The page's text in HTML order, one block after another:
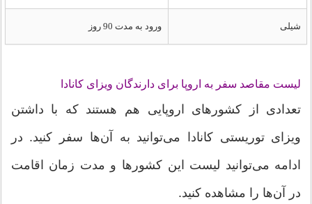
شیلی ورود به مدت 90 روز
لیست مقاصد سفر به اروپا برای دارندگان ویزای کانادا
تعدادی از کشورهای اروپایی هم هستند که با داشتن
ویزای توریستی کانادا می‌توانید به آن‌ها سفر کنید. در
ادامه می‌توانید لیست این کشورها و مدت زمان اقامت
در آن‌ها را مشاهده کنید.